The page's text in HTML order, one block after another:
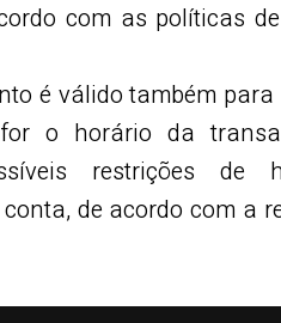
com as políticas
é válido também
o horário da
restrições de
de acordo com a